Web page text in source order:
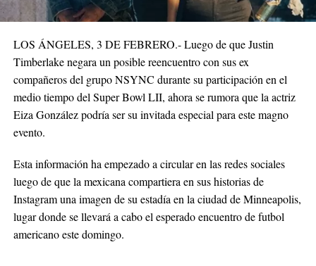
LOS ÁNGELES, 3 DE FEBRERO.- Luego de que Justin
Timberlake negara un posible reencuentro con sus ex
compañeros del grupo NSYNC durante su participación en el
medio tiempo del Super Bowl LII, ahora se rumora que la actriz
Eiza González podría ser su invitada especial para este magno
evento.
Esta información ha empezado a circular en las redes sociales
luego de que la mexicana compartiera en sus historias de
Instagram una imagen de su estadía en la ciudad de Minneapolis,
lugar donde se llevará a cabo el esperado encuentro de futbol
americano este domingo.